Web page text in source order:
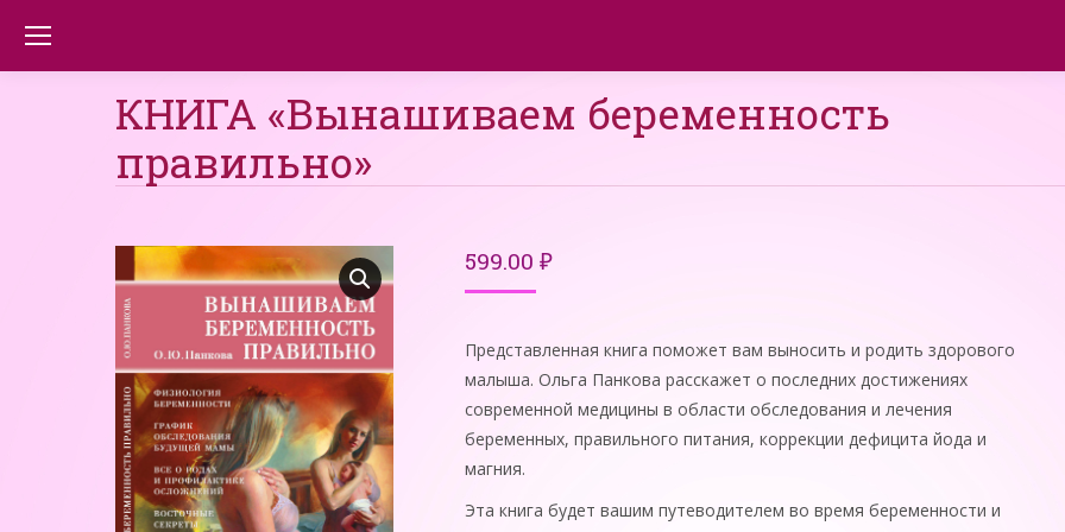
КНИГА «Вынашиваем беременность
правильно»
599.00 ₽
Представленная книга поможет вам выносить и родить здорового
малыша. Ольга Панкова расскажет о последних достижениях
современной медицины в области обследования и лечения
беременных, правильного питания, коррекции дефицита йода и
магния.
Эта книга будет вашим путеводителем во время беременности и